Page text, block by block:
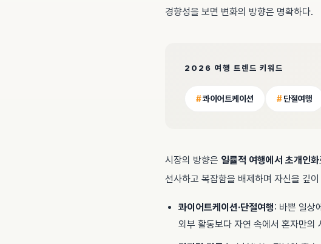
경향성을 보면 변화의 방향은 명확하다.
2026 여행 트렌드 키워드
#콰이어트케이션 #단절여행
시장의 방향은 일률적 여행에서 초개인화
선사하고 복잡함을 배제하며 자신을 깊
콰이어트케이션·단절여행: 바쁜 일상
외부 활동보다 자연 속에서 혼자만의